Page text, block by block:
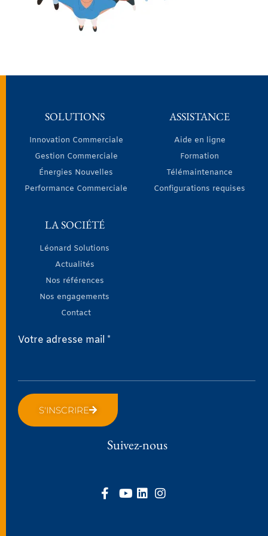
SOLUTIONS
Innovation Commerciale
Gestion Commerciale
Énergies Nouvelles
Performance Commerciale
ASSISTANCE
Aide en ligne
Formation
Télémaintenance
Configurations requises
LA SOCIÉTÉ
Léonard Solutions
Actualités
Nos références
Nos engagements
Contact
Votre adresse mail *
S'INSCRIRE
Suivez-nous